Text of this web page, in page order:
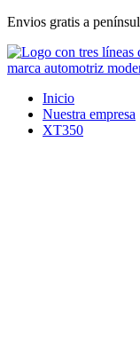
Ir
contenido
Envios gratis a
Inicio
Nuestra empresa
XT350